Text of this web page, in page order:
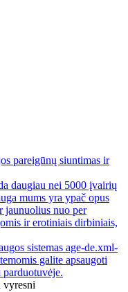
pareigūnų siuntimas ir
daugiau nei 5000 įvairių
mums yra ypač opus
jaunuolius nuo per
ir erotiniais dirbiniais,
sistemas age-de.xml-
galite apsaugoti
vyresni